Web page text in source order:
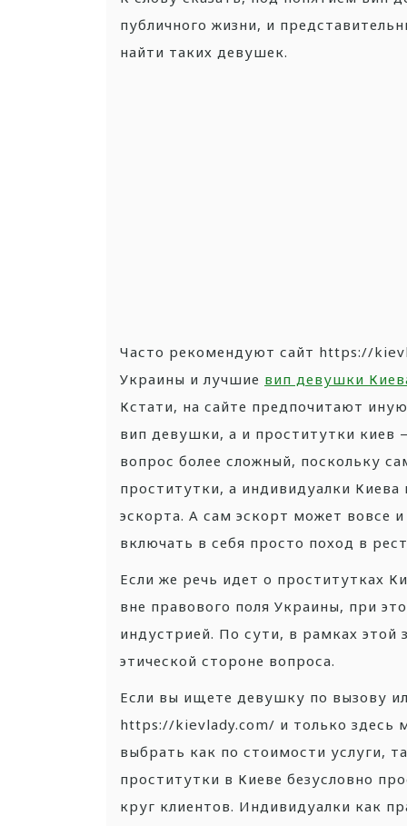
публичного жизни, и
найти таких девушек.
Часто рекомендуют сайт https://
Украины и лучшие вип девушки
Кстати, на сайте предпочитают
вип девушки, а и проститутки киев
вопрос более сложный, поскольку
проститутки, а индивидуалки
эскорта. А сам эскорт может вовсе
включать в себя просто поход в
Если же речь идет о проститутках
вне правового поля Украины, при
индустрией. По сути, в рамках этой
этической стороне вопроса.
Если вы ищете девушку по вызову
https://kievlady.com/ и только
выбрать как по стоимости услуги,
проститутки в Киеве безусловно
круг клиентов. Индивидуалки как